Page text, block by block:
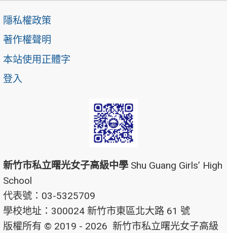
隱私權政策
著作權聲明
本站使用正體字
登入
新竹市私立曙光女子高級中學 Shu Guang Girls’ High
School
代表號：03-5325709
學校地址：300024 新竹市東區北大路 61 號
版權所有 © 2019 - 2026 新竹市私立曙光女子高級